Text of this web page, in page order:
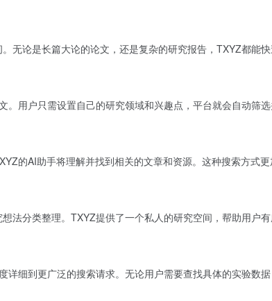
无论是长篇大论的论文，还是复杂的研究报告，TXYZ都能
用户只需设置自己的研究领域和兴趣点，平台就会自动筛
的AI助手将理解并找到相关的文章和资源。这种搜索方式更
法分类整理。TXYZ提供了一个私人的研究空间，帮助用户有
细到更广泛的搜索请求。无论用户需要查找具体的实验数